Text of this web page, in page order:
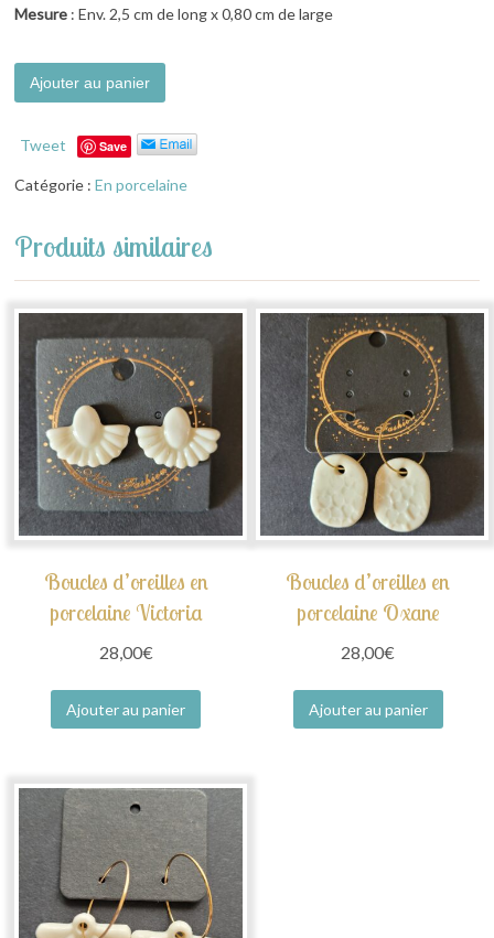
Mesure : Env. 2,5 cm de long x 0,80 cm de large
Ajouter au panier
Alternative:
Tweet Save
Catégorie :En porcelaine
Produits similaires
Boucles d’oreilles en
porcelaine Victoria
28,00€
Ajouter au panier
Boucles d’oreilles en
porcelaine Oxane
28,00€
Ajouter au panier